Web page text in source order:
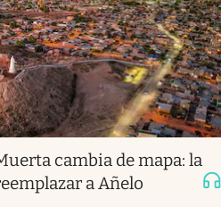
cambia de mapa: la
a Añelo